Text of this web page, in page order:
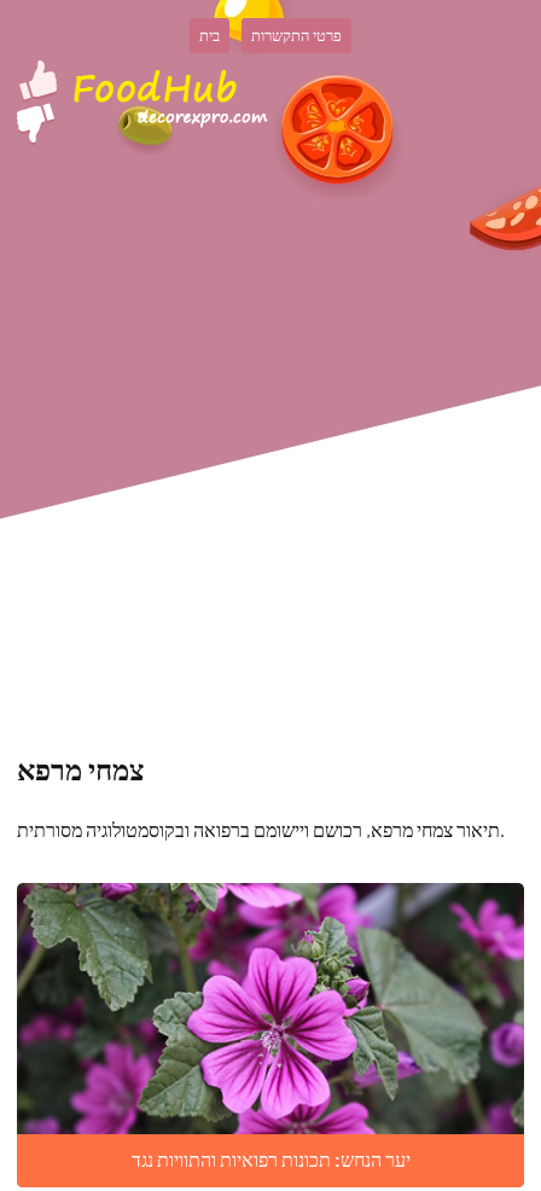
בית פרטי התקשרות
צמחי מרפא
תיאור צמחי מרפא, רכושם ויישומם ברפואה ובקוסמטולוגיה מסורתית.
יער הנחש: תכונות רפואיות והתוויות נגד